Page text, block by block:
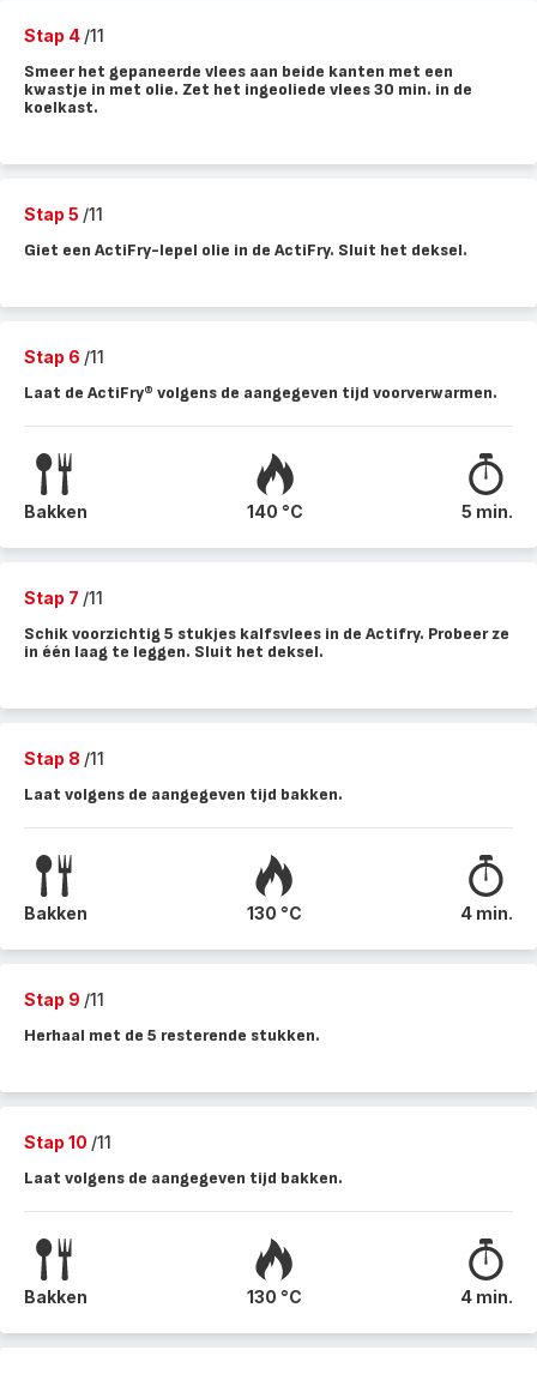
Stap 4 /11
Smeer het gepaneerde vlees aan beide kanten met een
kwastje in met olie. Zet het ingeoliede vlees 30 min. in de
koelkast.
Stap 5 /11
Giet een ActiFry-lepel olie in de ActiFry. Sluit het deksel.
Stap 6 /11
Laat de ActiFry® volgens de aangegeven tijd voorverwarmen.
Bakken 140 °C 5 min.
Stap 7 /11
Schik voorzichtig 5 stukjes kalfsvlees in de Actifry. Probeer ze
in één laag te leggen. Sluit het deksel.
Stap 8 /11
Laat volgens de aangegeven tijd bakken.
Bakken 130 °C 4 min.
Stap 9 /11
Herhaal met de 5 resterende stukken.
Stap 10 /11
Laat volgens de aangegeven tijd bakken.
Bakken 130 °C 4 min.